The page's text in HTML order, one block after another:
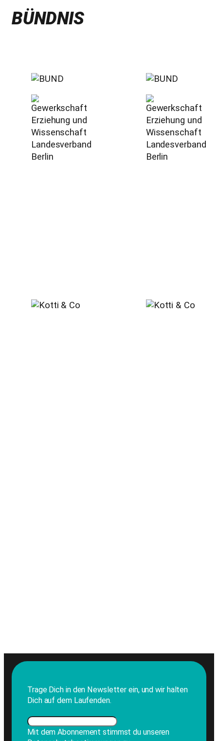
BÜNDNIS
Trage Dich in den Newsletter ein, und wir halten
Dich auf dem Laufenden.
Mit dem Abonnement stimmst du unseren